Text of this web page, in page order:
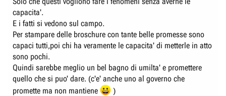
capacita'.
E i fatti si vedono sul campo.
Per stampare delle broschure con tante belle promesse sono
capaci tutti,poi chi ha veramente le capacita' di metterle in atto
sono pochi.
Quindi sarebbe meglio un bel bagno di umilta' e promettere
quello che si puo' dare. (c'e' anche uno al governo che
promette ma non mantiene
)